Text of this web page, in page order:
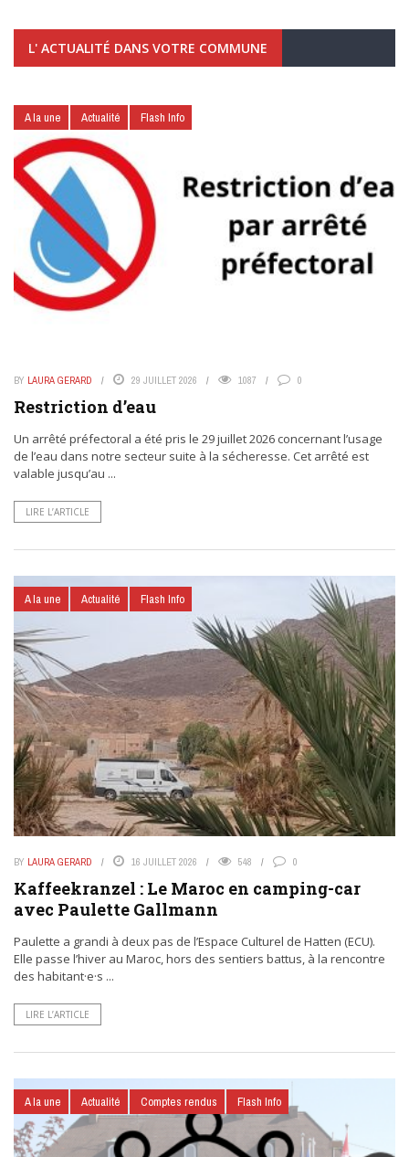
L' ACTUALITÉ DANS VOTRE COMMUNE
A la une Actualité Flash Info
BY LAURA GERARD 29 JUILLET 2026 1087 0
Restriction d’eau
Un arrêté préfectoral a été pris le 29 juillet 2026 concernant l’usage
de l’eau dans notre secteur suite à la sécheresse. Cet arrêté est
valable jusqu’au ...
LIRE L’ARTICLE
A la une Actualité Flash Info
BY LAURA GERARD 16 JUILLET 2026 548 0
Kaffeekranzel : Le Maroc en camping-car
avec Paulette Gallmann
Paulette a grandi à deux pas de l’Espace Culturel de Hatten (ECU).
Elle passe l’hiver au Maroc, hors des sentiers battus, à la rencontre
des habitant·e·s ...
LIRE L’ARTICLE
A la une Actualité Comptes rendus Flash Info